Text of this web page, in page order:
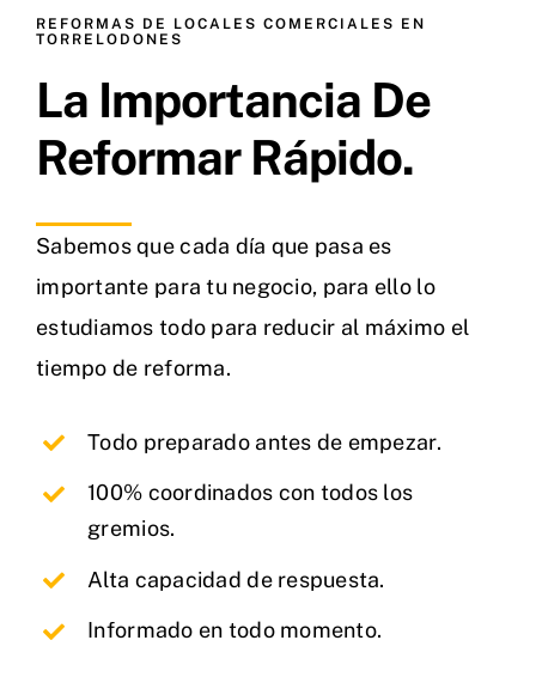
REFORMAS DE LOCALES COMERCIALES EN
TORRELODONES
La Importancia De
Reformar Rápido.
Sabemos que cada día que pasa es
importante para tu negocio, para ello lo
estudiamos todo para reducir al máximo el
tiempo de reforma.
Todo preparado antes de empezar.
100% coordinados con todos los
gremios.
Alta capacidad de respuesta.
Informado en todo momento.